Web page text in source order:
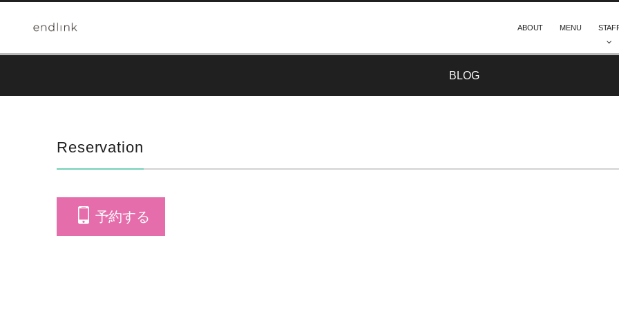
ABOUT MENU
BLOG
Reservation
予約する